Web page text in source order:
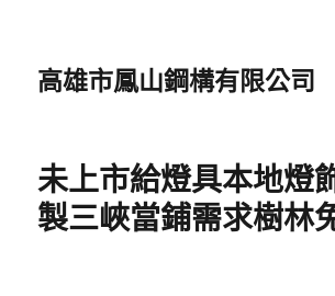
高雄市鳳山鋼構有限公司
未上市給燈具本地燈
製三峽當鋪需求樹林